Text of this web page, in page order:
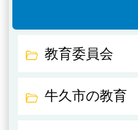
教育委員会
牛久市の教育